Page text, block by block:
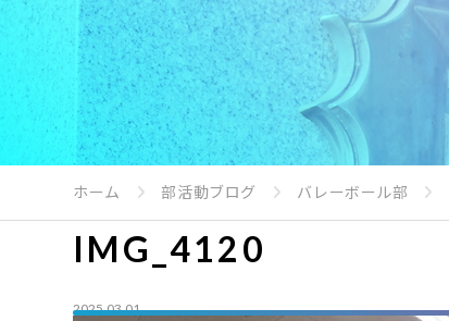
ホーム 部活動ブログ バレーボール部
IMG_4120
2025.03.01